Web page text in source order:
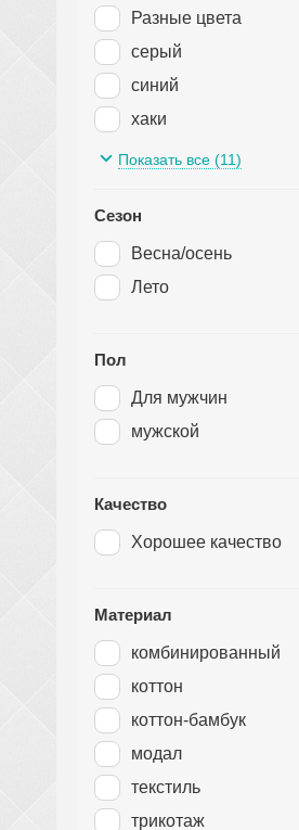
L-3XL
L-4XL
L-XL
M
M-2XL
M-4XL
M-XL
one size
S-XL
XL
Разные цвета
серый
синий
хаки
Показать все (11)
Сезон
Весна/осень
Лето
Пол
Для мужчин
мужской
Качество
Хорошее качество
Материал
комбинированный
коттон
коттон-бамбук
модал
текстиль
трикотаж